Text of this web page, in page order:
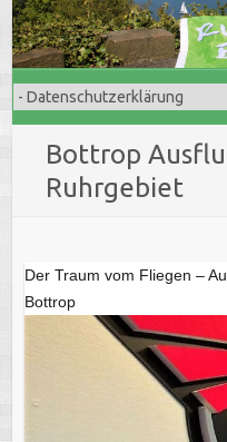
Bottrop
Ruhrgebiet
Der Traum vom Fliegen –
Bottrop